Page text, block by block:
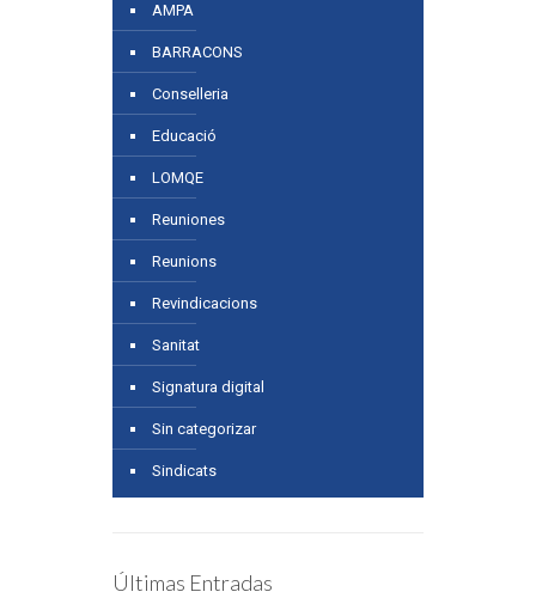
AMPA
BARRACONS
Conselleria
Educació
LOMQE
Reuniones
Reunions
Revindicacions
Sanitat
Signatura digital
Sin categorizar
Sindicats
Últimas Entradas